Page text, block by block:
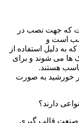
که جهت نصب در
است و
به دلیل استفاده از
ها می شوند و برای
هستند.
خورشید به صورت
دارند؟
صنعت قالب گیری